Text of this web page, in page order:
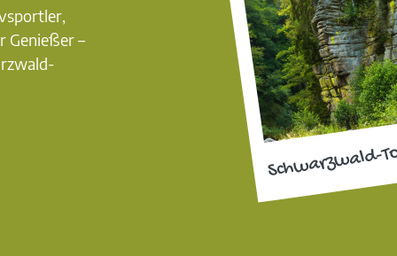
Genießer –
Schwarzwald-